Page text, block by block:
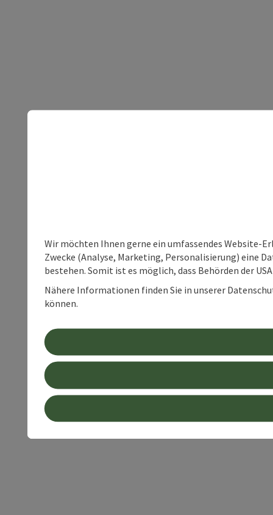
Wir möchten Ihnen gerne ein umfassendes Website-
Zwecke (Analyse, Marketing, Personalisierung) eine
bestehen. Somit ist es möglich, dass Behörden der
Nähere Informationen finden Sie in unserer
können.